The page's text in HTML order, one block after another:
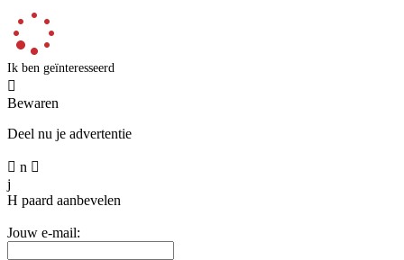
Ik ben geïnteresseerd

Bewaren
Deel nu je advertentie
 n 
j
H paard aanbevelen
Jouw e-mail: